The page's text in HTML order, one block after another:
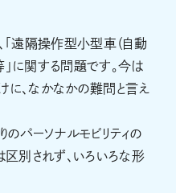
遠隔操作型小型車（自動
に関する問題です。今は
、なかなかの難問と言え
のパーソナルモビリティの
区別されず、いろいろな形